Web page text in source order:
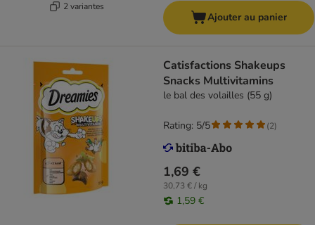
2 variantes
Ajouter au panier
Catisfactions Shakeups
Snacks Multivitamins
le bal des volailles (55 g)
1,69 €
30,73 € / kg
1,59 €
Rating: 5/5 (2)